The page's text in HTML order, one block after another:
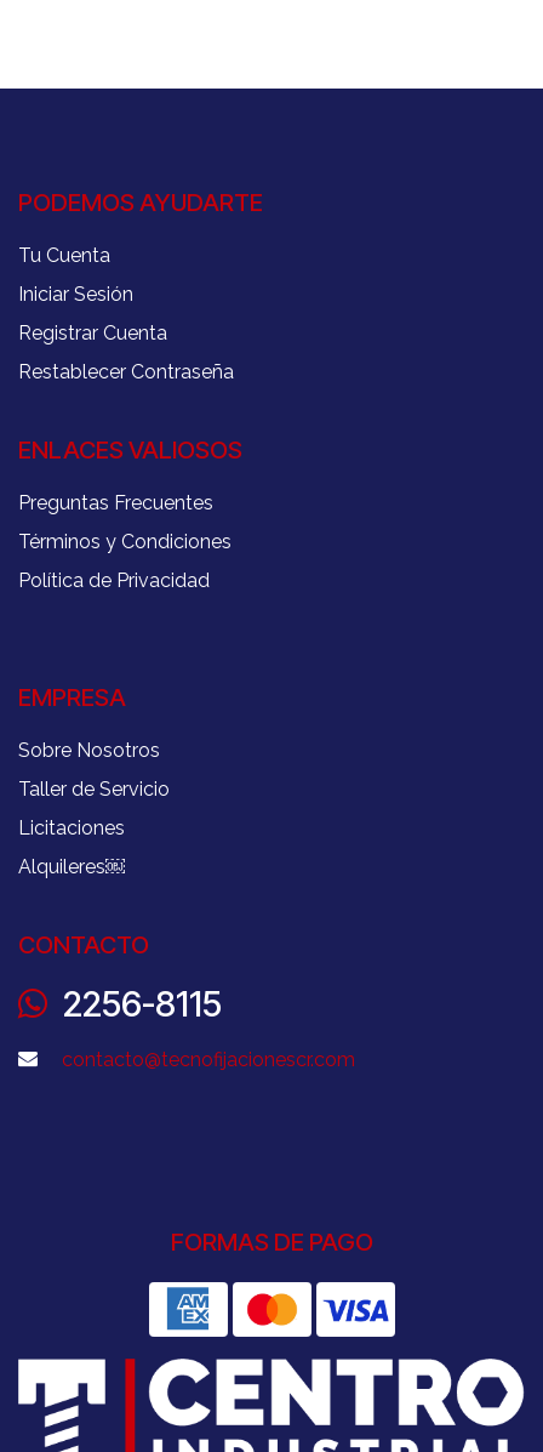
PODEMOS AYUDARTE
Tu Cuenta
Iniciar Sesión
Registrar Cuenta
Restablecer Contraseña
ENLACES VALIOSOS
Preguntas Frecuentes
Términos y Condiciones
Política de Privacidad
EMPRESA
Sobre Nosotros
Taller de Servicio
Licitaciones
Alquileres￼
CONTACTO
2256-8115
contacto@tecnofijacionescr.com
FORMAS DE PAGO